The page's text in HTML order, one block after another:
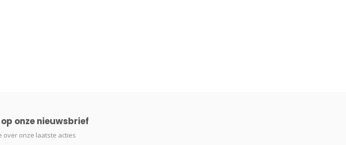
onze nieuwsbrief
over onze laatste acties